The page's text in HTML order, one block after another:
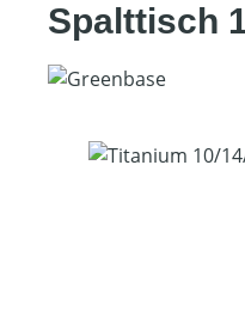
Spalttisch
Bildergalerie